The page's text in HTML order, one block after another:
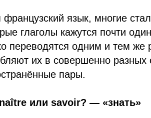
французский язык, многие
глаголы кажутся почти
переводятся одним и тем
их в совершенно
пары.
или savoir? — «знать»